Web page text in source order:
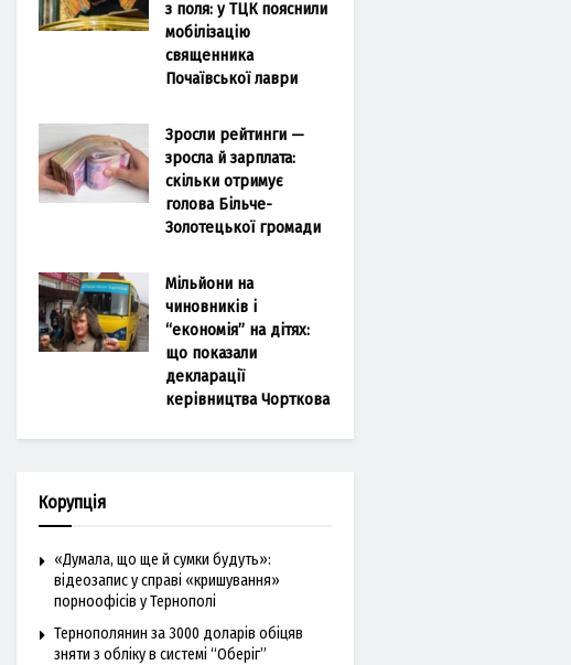
з поля: у ТЦК пояснили
мобілізацію
священника
Почаївської лаври
Зросли рейтинги —
зросла й зарплата:
скільки отримує
голова Більче-
Золотецької громади
Мільйони на
чиновників і
“економія” на дітях:
що показали
декларації
керівництва Чорткова
Корупція
«Думала, що ще й сумки будуть»:
відеозапис у справі «кришування»
порноофісів у Тернополі
Тернополянин за 3000 доларів обіцяв
зняти з обліку в системі “Оберіг”